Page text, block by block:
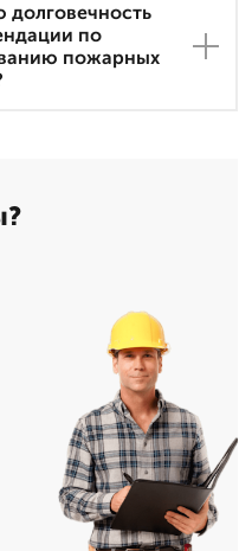
долговечность
по
пожарных